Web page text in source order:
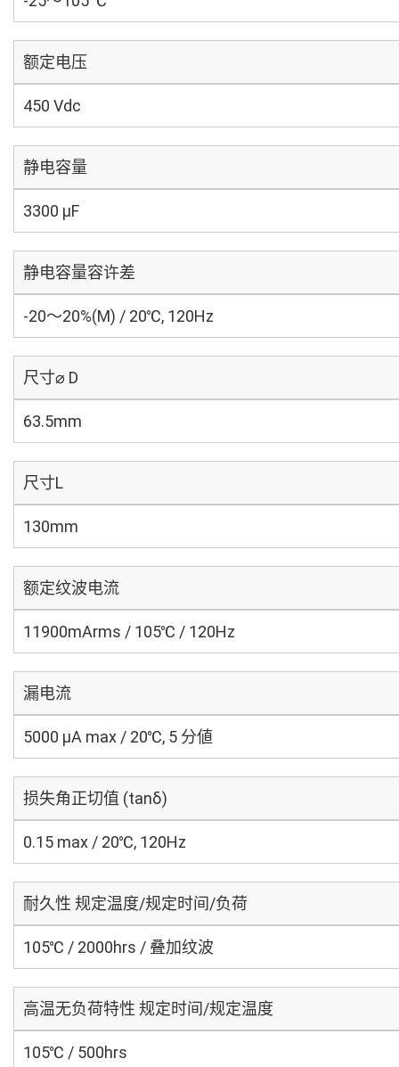
额定电压
450 Vdc
静电容量
3300 µF
静电容量容许差
-20～20%(M) / 20℃, 120Hz
尺寸⌀ D
63.5mm
尺寸L
130mm
额定纹波电流
11900mArms / 105℃ / 120Hz
漏电流
5000 μA max / 20℃, 5 分値
损失角正切值 (tanδ)
0.15 max / 20℃, 120Hz
耐久性 规定温度/规定时间/负荷
105℃ / 2000hrs / 叠加纹波
高温无负荷特性 规定时间/规定温度
105℃ / 500hrs